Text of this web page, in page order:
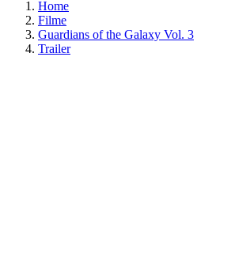
Home
Filme
Guardians of the Galaxy Vol. 3
Trailer